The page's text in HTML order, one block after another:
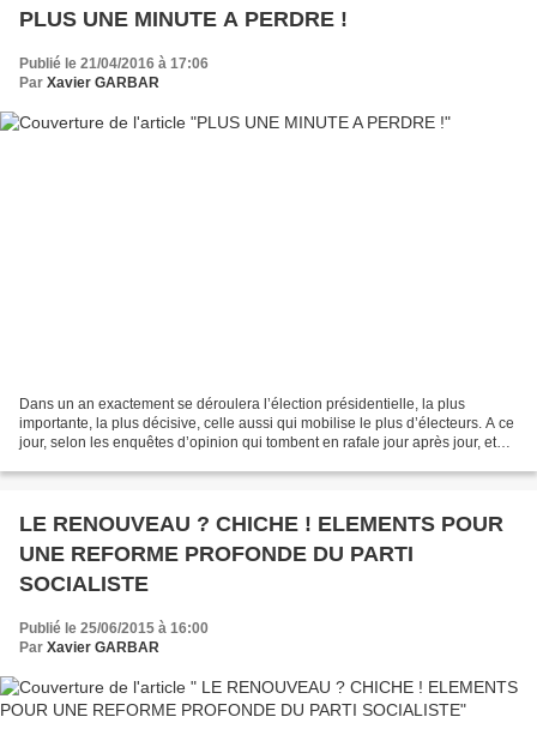
PLUS UNE MINUTE A PERDRE !
Publié le 21/04/2016 à 17:06
Par Xavier GARBAR
Dans un an exactement se déroulera l’élection présidentielle, la plus
importante, la plus décisive, celle aussi qui mobilise le plus d’électeurs. A ce
jour, selon les enquêtes d’opinion qui tombent en rafale jour après jour, et
LE RENOUVEAU ? CHICHE ! ELEMENTS POUR
UNE REFORME PROFONDE DU PARTI
SOCIALISTE
Publié le 25/06/2015 à 16:00
Par Xavier GARBAR